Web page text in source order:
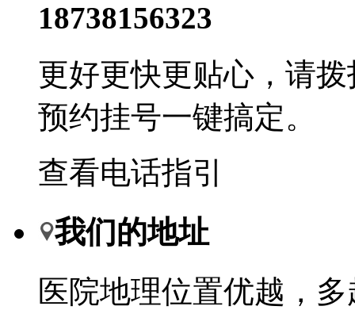
18738156323
更好更快更贴心，请
预约挂号一键搞定。
查看电话指引
我们的地址
医院地理位置优越，